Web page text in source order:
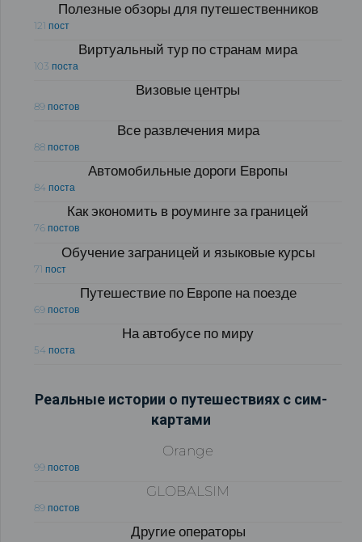
Полезные обзоры для путешественников
121 пост
Виртуальный тур по странам мира
103 поста
Визовые центры
89 постов
Все развлечения мира
88 постов
Автомобильные дороги Европы
84 поста
Как экономить в роуминге за границей
76 постов
Обучение заграницей и языковые курсы
71 пост
Путешествие по Европе на поезде
69 постов
На автобусе по миру
54 поста
Реальные истории о путешествиях с сим-
картами
Orange
99 постов
GLOBALSIM
89 постов
Другие операторы